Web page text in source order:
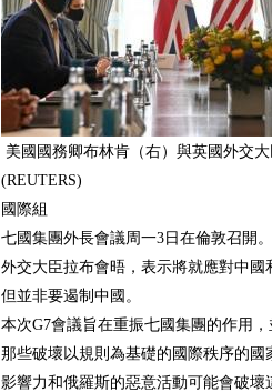
美國國務卿布林肯（右）與英國外交
(REUTERS)
國際組
七國集團外長會議周一3日在倫敦召開
外交大臣拉布會晤，表示將就應對中
但並非要遏制中國。
本次G7會議旨在重振七國集團的作用
那些破壞以規則為基礎的國際秩序的
影響力和俄羅斯的惡意活動可能會破壞